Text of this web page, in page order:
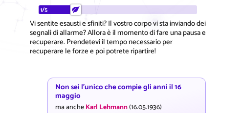
1/5
Vi sentite esausti e sfiniti? Il vostro corpo vi sta inviando dei
segnali di allarme? Allora è il momento di fare una pausa e
recuperare. Prendetevi il tempo necessario per
recuperare le forze e poi potrete ripartire!
Non sei l'unico che compie gli anni il 16
maggio
ma ancheKarl Lehmann(16.05.1936)